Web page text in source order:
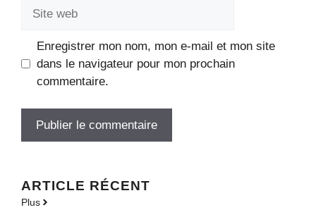
Enregistrer mon nom, mon e-mail et mon site
dans le navigateur pour mon prochain
commentaire.
ARTICLE RÉCENT
Plus